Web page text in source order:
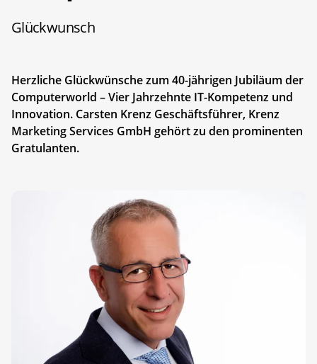
Glückwunsch
Herzliche Glückwünsche zum 40-jährigen Jubiläum der
Computerworld – Vier Jahrzehnte IT-Kompetenz und
Innovation. Carsten Krenz Geschäftsführer, Krenz
Marketing Services GmbH gehört zu den prominenten
Gratulanten.